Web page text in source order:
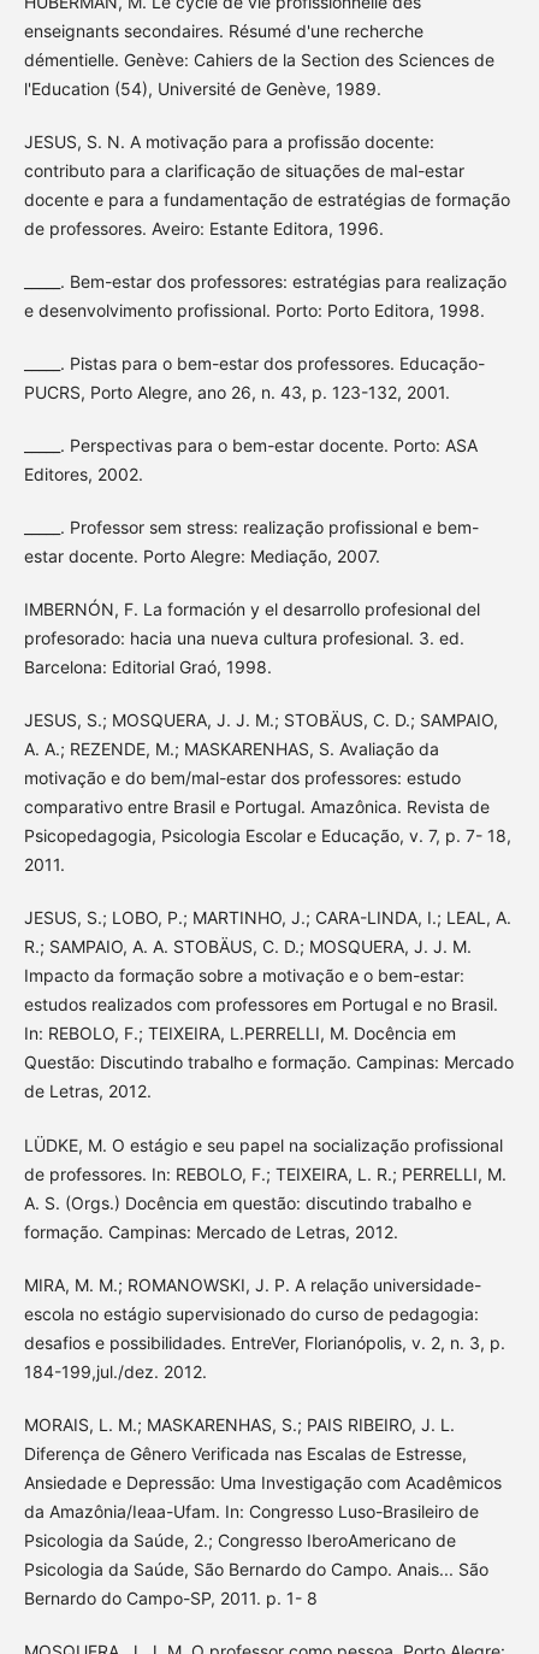
enseignants secondaires. Résumé d'une recherche
démentielle. Genève: Cahiers de la Section des Sciences de
l'Education (54), Université de Genève, 1989.
JESUS, S. N. A motivação para a profissão docente:
contributo para a clarificação de situações de mal-estar
docente e para a fundamentação de estratégias de formação
de professores. Aveiro: Estante Editora, 1996.
_____. Bem-estar dos professores: estratégias para realização
e desenvolvimento profissional. Porto: Porto Editora, 1998.
_____. Pistas para o bem-estar dos professores. Educação-
PUCRS, Porto Alegre, ano 26, n. 43, p. 123-132, 2001.
_____. Perspectivas para o bem-estar docente. Porto: ASA
Editores, 2002.
_____. Professor sem stress: realização profissional e bem-
estar docente. Porto Alegre: Mediação, 2007.
IMBERNÓN, F. La formación y el desarrollo profesional del
profesorado: hacia una nueva cultura profesional. 3. ed.
Barcelona: Editorial Graó, 1998.
JESUS, S.; MOSQUERA, J. J. M.; STOBÄUS, C. D.; SAMPAIO,
A. A.; REZENDE, M.; MASKARENHAS, S. Avaliação da
motivação e do bem/mal-estar dos professores: estudo
comparativo entre Brasil e Portugal. Amazônica. Revista de
Psicopedagogia, Psicologia Escolar e Educação, v. 7, p. 7- 18,
2011.
JESUS, S.; LOBO, P.; MARTINHO, J.; CARA-LINDA, I.; LEAL, A.
R.; SAMPAIO, A. A. STOBÄUS, C. D.; MOSQUERA, J. J. M.
Impacto da formação sobre a motivação e o bem-estar:
estudos realizados com professores em Portugal e no Brasil.
In: REBOLO, F.; TEIXEIRA, L.PERRELLI, M. Docência em
Questão: Discutindo trabalho e formação. Campinas: Mercado
de Letras, 2012.
LÜDKE, M. O estágio e seu papel na socialização profissional
de professores. In: REBOLO, F.; TEIXEIRA, L. R.; PERRELLI, M.
A. S. (Orgs.) Docência em questão: discutindo trabalho e
formação. Campinas: Mercado de Letras, 2012.
MIRA, M. M.; ROMANOWSKI, J. P. A relação universidade-
escola no estágio supervisionado do curso de pedagogia:
desafios e possibilidades. EntreVer, Florianópolis, v. 2, n. 3, p.
184-199,jul./dez. 2012.
MORAIS, L. M.; MASKARENHAS, S.; PAIS RIBEIRO, J. L.
Diferença de Gênero Verificada nas Escalas de Estresse,
Ansiedade e Depressão: Uma Investigação com Acadêmicos
da Amazônia/Ieaa-Ufam. In: Congresso Luso-Brasileiro de
Psicologia da Saúde, 2.; Congresso IberoAmericano de
Psicologia da Saúde, São Bernardo do Campo. Anais... São
Bernardo do Campo-SP, 2011. p. 1- 8